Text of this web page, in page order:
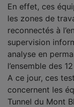
En effet, ces
les zones de
reconnectés à
supervision
analyse en
l’ensemble des
A ce jour, ces
concernent les
Tunnel du Mont